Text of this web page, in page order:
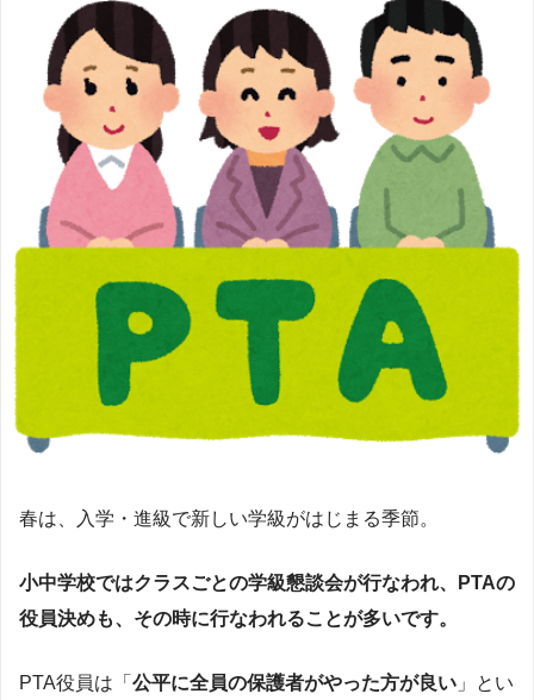
春は、入学・進級で新しい学級がはじまる季節。
小中学校ではクラスごとの学級懇談会が行なわれ、
PTAの
役員決めも、その時に行なわれることが多いです。
PTA役員は「 公平に全員の保護者がやった方が良い 」とい